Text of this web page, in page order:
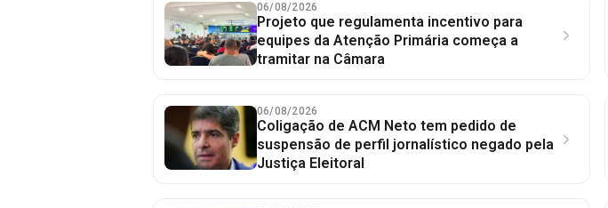
06/08/2026
Projeto que regulamenta incentivo para
equipes da Atenção Primária começa a
tramitar na Câmara
06/08/2026
Coligação de ACM Neto tem pedido de
suspensão de perfil jornalístico negado pela
Justiça Eleitoral